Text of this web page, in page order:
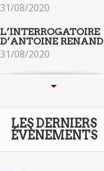
31/08/2020
L’INTERROGATOIRE
D’ANTOINE RENAND
31/08/2020
LES DERNIERS
ÉVÈNEMENTS